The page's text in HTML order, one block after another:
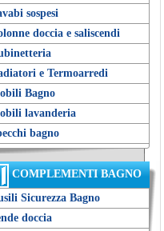
sospesi
doccia e saliscendi
e Termoarredi
Bagno
lavanderia
bagno
COMPLEMENTI BAGNO
Sicurezza Bagno
doccia